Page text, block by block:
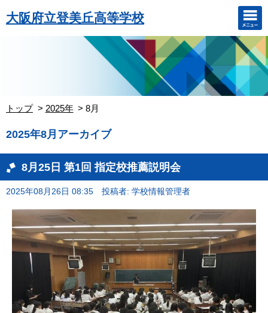
大阪府立登美丘高等学校
トップ 2025年 8月
2025年8月アーカイブ
8月25日 第1回 指定校推薦説明会
2025年08月26日 08:35 投稿者: 学校情報管理者